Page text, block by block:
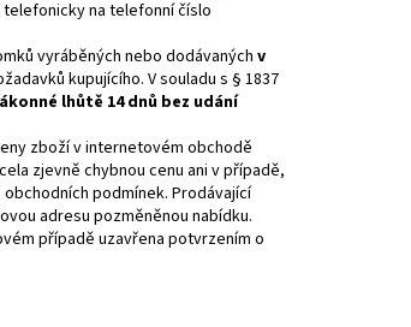
na telefonní číslo
vyráběných nebo dodávaných v
kupujícího. V souladu s § 1837
lhůtě 14 dnů bez udání
zboží v internetovém obchodě
zjevně chybnou cenu ani v případě,
podmínek. Prodávající
adresu pozměněnou nabídku.
případě uzavřena potvrzením o